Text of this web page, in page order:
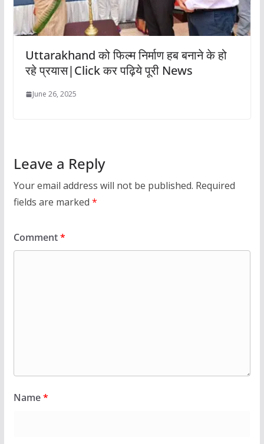
Uttarakhand को फिल्म निर्माण हब बनाने के हो
रहे प्रयास|Click कर पढ़िये पूरी News
June 26, 2025
Leave a Reply
Your email address will not be published. Required
fields are marked *
Comment*
Name*